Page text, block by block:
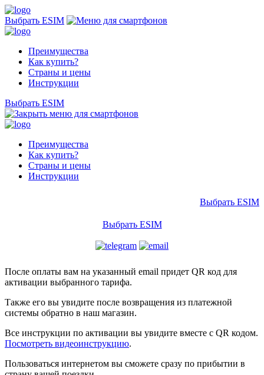
Выбрать ESIM
Преимущества
Как купить?
Страны и цены
Инструкции
Выбрать ESIM
Преимущества
Как купить?
Страны и цены
Инструкции
Выбрать ESIM
Выбрать ESIM
После оплаты вам на указанный email придет QR код для
активации выбранного тарифа.
Также его вы увидите после возвращения из платежной
системы обратно в наш магазин.
Все инструкции по активации вы увидите вместе с QR кодом.
Посмотреть видеоинструкцию.
Пользоваться интернетом вы сможете сразу по прибытии в